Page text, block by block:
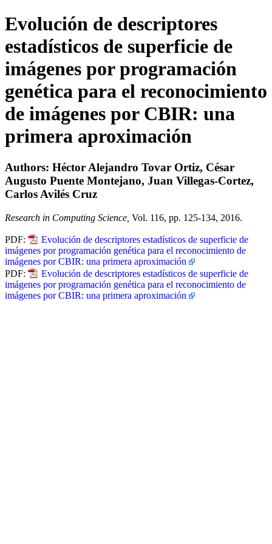
Evolución de descriptores
estadísticos de superficie de
imágenes por programación
genética para el reconocimiento
de imágenes por CBIR: una
primera aproximación
Authors: Héctor Alejandro Tovar Ortiz, César
Augusto Puente Montejano, Juan Villegas-Cortez,
Carlos Avilés Cruz
Research in Computing Science, Vol. 116, pp. 125-134, 2016.
PDF:
Evolución de descriptores estadísticos de superficie de
imágenes por programación genética para el reconocimiento de
imágenes por CBIR: una primera aproximación
PDF:
Evolución de descriptores estadísticos de superficie de
imágenes por programación genética para el reconocimiento de
imágenes por CBIR: una primera aproximación